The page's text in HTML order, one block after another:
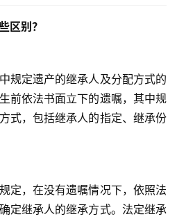
区别？
规定遗产的继承人及分配方式的
前依法书面立下的遗嘱，其中规
式，包括继承人的指定、继承份
定，在没有遗嘱情况下，依照法
定继承人的继承方式。法定继承